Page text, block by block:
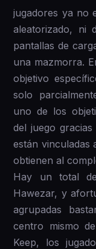
jugadores ya no
aleatorizado, ni
pantallas de
una mazmorra.
objetivo
solo
uno de los
del juego
están vinculadas
obtienen al
Hay un total
Hawezar, y
agrupadas
centro mismo
Keep, los